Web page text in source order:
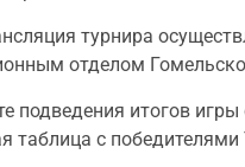
турнира
отделом
подведения итогов
таблица с